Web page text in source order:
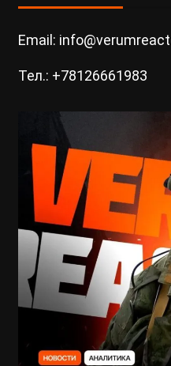
Email:
Тел.: +78126661983